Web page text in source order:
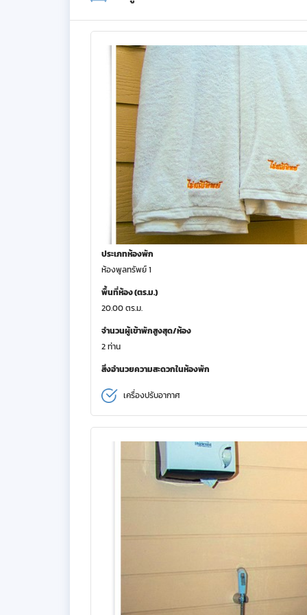
ประเภทห้องพัก
ห้องพูลทรัพย์ 1
พื้นที่ห้อง (ตร.ม.)
20.00 ตร.ม.
จำนวนผู้เข้าพักสูงสุด/ห้อง
2 ท่าน
สิ่งอำนวยความสะดวกในห้องพัก
เครื่องปรับอากาศ